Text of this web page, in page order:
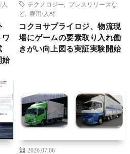
始
テクノロジー
プレスリリースな
ど
雇用/人材
コクヨサプライロジ、物流現
場にゲームの要素取り入れ働
きがい向上図る実証実験開始
2026.07.06